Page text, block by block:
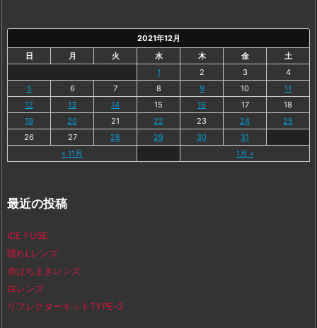
2021年12月
日
月 火 水 木 金 土
« 11月 1月 »
1 2 3
4
5
6 7 8 9 10
11
12
13 14 15 16 17
18
19
20 21 22 23 24
25
26
27 28 29 30 31
最近の投稿
ICE FUSE
隠れLレンズ
赤はちまきレンズ
白レンズ
リフレクターキットTYPE-3